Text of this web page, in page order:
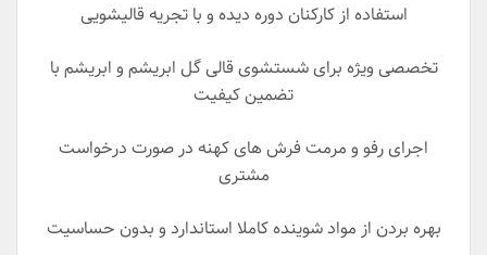
استفاده از کارکنان دوره دیده و با تجریه قالیشویی
تخصصی ویژه برای شستشوی قالی گل ابریشم و ابریشم با
تضمین کیفیت
اجرای رفو و مرمت فرش های کهنه در صورت درخواست
مشتری
بهره بردن از مواد شوینده کاملا استاندارد و بدون حساسیت